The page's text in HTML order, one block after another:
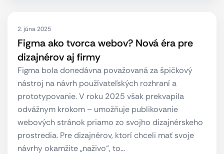
2. júna 2025
Figma ako tvorca webov? Nová éra pre
dizajnérov aj firmy
Figma bola donedávna považovaná za špičkový
nástroj na návrh používateľských rozhraní a
prototypovanie. V roku 2025 však prekvapila
odvážnym krokom – umožňuje publikovanie
webových stránok priamo zo svojho dizajnérskeho
prostredia. Pre dizajnérov, ktorí chceli mať svoje
návrhy okamžite „naživo“, to…